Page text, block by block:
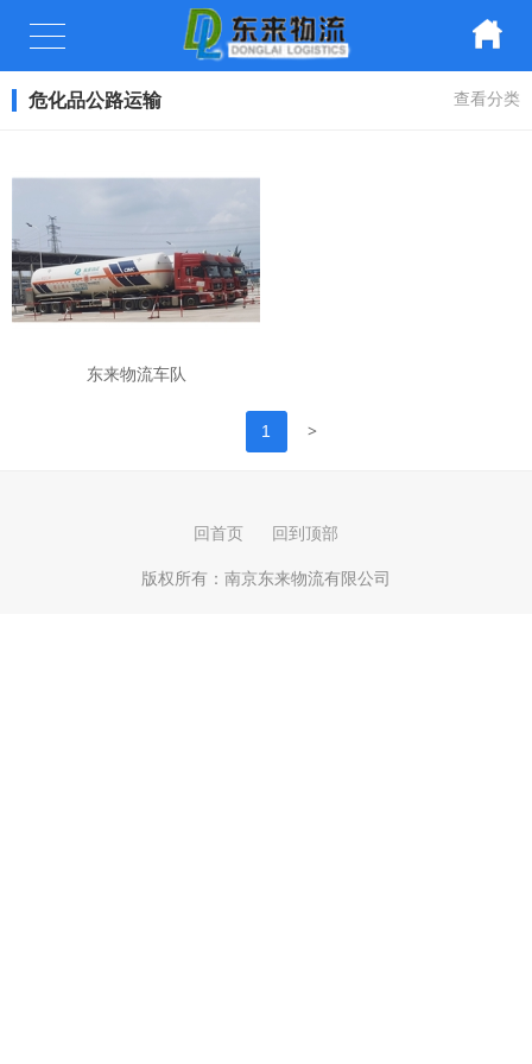
危化品公路运输 查看分类
东来物流车队
1 >
回首页 回到顶部
版权所有： 南京东来物流有限公司